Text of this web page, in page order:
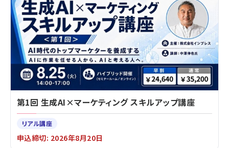
第1回 生成AI×マーケティング スキルアップ講座
リアル講座
申込締切: 2026年8月20日